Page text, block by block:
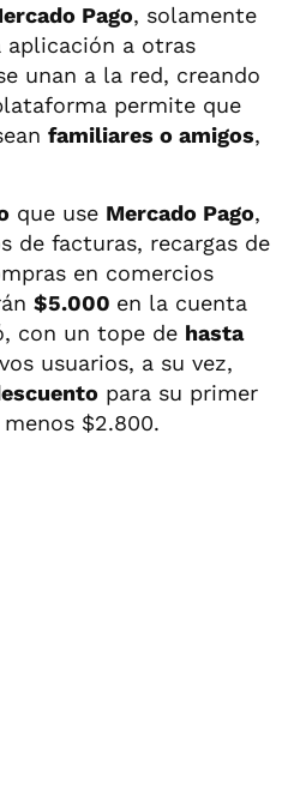
Pago, solamente
aplicación a otras
unan a la red, creando
permite que
familiares o amigos,
que use Mercado Pago,
de facturas, recargas de
en comercios
$5.000 en la cuenta
con un tope de hasta
usuarios, a su vez,
para su primer
$2.800.